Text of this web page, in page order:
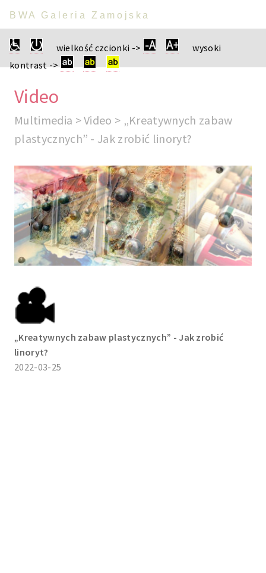
BWA Galeria Zamojska
wielkość czcionki ->
wysoki
kontrast ->
Video
Multimedia > Video > „Kreatywnych zabaw
plastycznych” - Jak zrobić linoryt?
„Kreatywnych zabaw plastycznych” - Jak zrobić
linoryt?
2022-03-25